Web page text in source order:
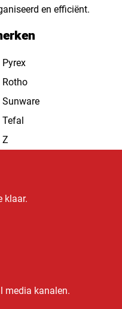
en efficiënt.
Pyrex
Rotho
Sunware
Tefal
Z
klaar.
media kanalen.